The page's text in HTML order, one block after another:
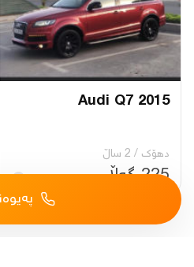
Audi Q7 2015
دهۆک / 2 ساڵ
225 گەڵا